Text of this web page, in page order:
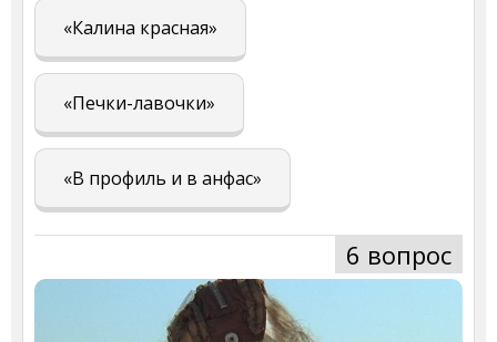
«Калина красная»
«Печки-лавочки»
«В профиль и в анфас»
6 вопрос